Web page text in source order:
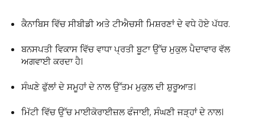
ਕੈਨਾਬਿਸ ਵਿੱਚ ਸੀਬੀਡੀ ਅਤੇ ਟੀਐਚਸੀ ਮਿਸ਼ਰਣਾਂ ਦੇ ਵਧੇ ਹੋਏ ਪੱਧਰ.
ਬਨਸਪਤੀ ਵਿਕਾਸ ਵਿੱਚ ਵਾਧਾ ਪ੍ਰਤੀ ਬੂਟਾ ਉੱਚ ਮੁਕੁਲ ਪੈਦਾਵਾਰ ਵੱਲ
ਅਗਵਾਈ ਕਰਦਾ ਹੈ।
ਸੰਘਣੇ ਫੁੱਲਾਂ ਦੇ ਸਮੂਹਾਂ ਦੇ ਨਾਲ ਉੱਤਮ ਮੁਕੁਲ ਦੀ ਸ਼ੁਰੂਆਤ।
ਮਿੱਟੀ ਵਿੱਚ ਉੱਚ ਮਾਈਕੋਰਾਈਜ਼ਲ ਫੰਜਾਈ, ਸੰਘਣੀ ਜੜ੍ਹਾਂ ਦੇ ਨਾਲ।